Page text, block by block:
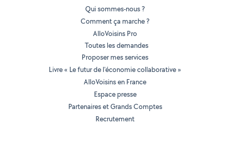
Qui sommes-nous ?
Comment ça marche ?
AlloVoisins Pro
Toutes les demandes
Proposer mes services
Livre « Le futur de l'économie collaborative »
AlloVoisins en France
Espace presse
Partenaires et Grands Comptes
Recrutement